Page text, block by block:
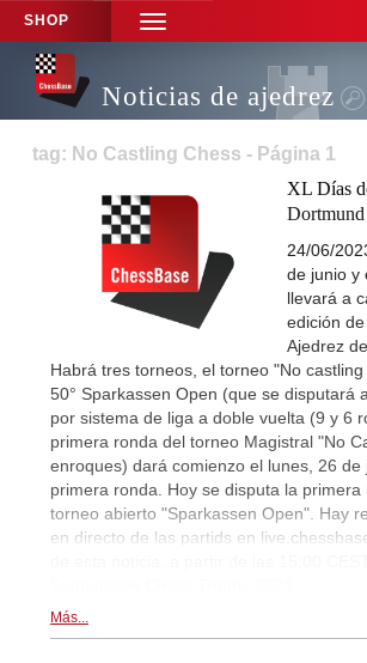
SHOP
TOGGLE
NAVIGATION
Noticias de ajedrez
tag: No Castling Chess - Página 1
XL Días
Dortmund
24/06/
de junio y
llevará a
edición
Ajedrez
Habrá tres torneos, el torneo "No
50° Sparkassen Open (que se disputará
por sistema de liga a doble vuelta (9 y 6
primera ronda del torneo Magistral "No
enroques) dará comienzo el lunes, 26 de
primera ronda. Hoy se disputa la primera
torneo abierto "Sparkassen Open". Hay
en directo de las partids en
Más...